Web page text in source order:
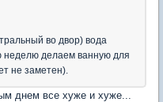
во двор) вода
неделю делаем ванную для
не заметен).
днем все хуже и хуже...